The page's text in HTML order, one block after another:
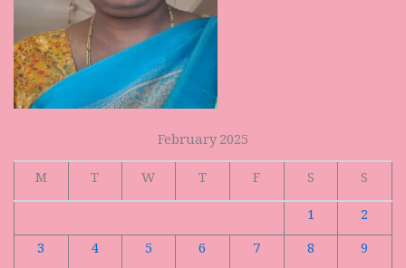
February 2025
M
T W T F S
S
1
2
3
4 5 6 7 8
9